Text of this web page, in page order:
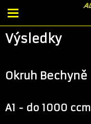
Výsledky
Okruh Bechyně
A1 - do 1000 ccm